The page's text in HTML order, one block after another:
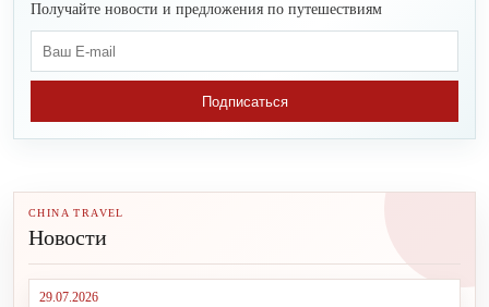
Получайте новости и предложения по путешествиям
Подписаться
CHINA TRAVEL
Новости
29.07.2026